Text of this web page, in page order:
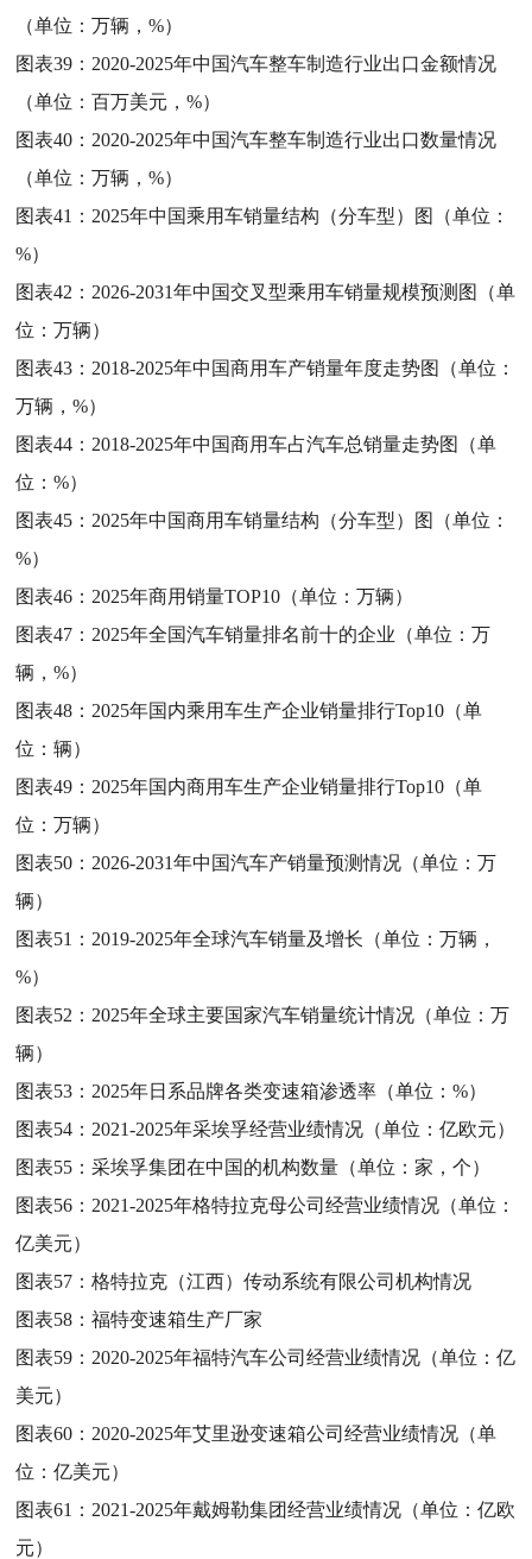
（单位：万辆，%）
图表39： 2020-2025年中国汽车整车制造行业出口金额情况
（单位：百万美元，%）
图表40： 2020-2025年中国汽车整车制造行业出口数量情况
（单位：万辆，%）
图表41： 2025年中国乘用车销量结构（分车型）图（单位：
%）
图表42： 2026-2031年中国交叉型乘用车销量规模预测图（单
位：万辆）
图表43： 2018-2025年中国商用车产销量年度走势图（单位：
万辆，%）
图表44： 2018-2025年中国商用车占汽车总销量走势图（单
位：%）
图表45： 2025年中国商用车销量结构（分车型）图（单位：
%）
图表46： 2025年商用销量TOP10（单位：万辆）
图表47： 2025年全国汽车销量排名前十的企业（单位：万
辆，%）
图表48： 2025年国内乘用车生产企业销量排行Top10（单
位：辆）
图表49： 2025年国内商用车生产企业销量排行Top10（单
位：万辆）
图表50： 2026-2031年中国汽车产销量预测情况（单位：万
辆）
图表51： 2019-2025年全球汽车销量及增长（单位：万辆，
%）
图表52： 2025年全球主要国家汽车销量统计情况（单位：万
辆）
图表53： 2025年日系品牌各类变速箱渗透率（单位：%）
图表54： 2021-2025年采埃孚经营业绩情况（单位：亿欧元）
图表55：采埃孚集团在中国的机构数量（单位：家，个）
图表56： 2021-2025年格特拉克母公司经营业绩情况（单位：
亿美元）
图表57：格特拉克（江西）传动系统有限公司机构情况
图表58：福特变速箱生产厂家
图表59： 2020-2025年福特汽车公司经营业绩情况（单位：亿
美元）
图表60： 2020-2025年艾里逊变速箱公司经营业绩情况（单
位：亿美元）
图表61： 2021-2025年戴姆勒集团经营业绩情况（单位：亿欧
元）